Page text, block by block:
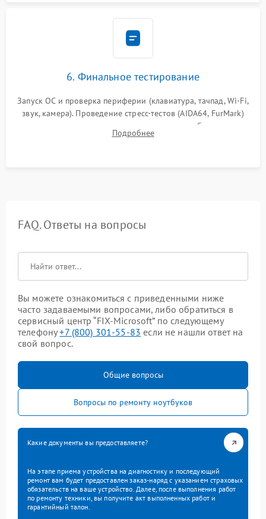
6. Финальное тестирование
Запуск ОС и проверка периферии (клавиатура, тачпад, Wi-Fi,
звук, камера). Проведение стресс-тестов (AIDA64, FurMark)
для контроля температурного режима и стабильности
системы под пиковой нагрузкой.
Подробнее
FAQ. Ответы на вопросы
Вы можете ознакомиться с приведенными ниже
часто задаваемыми вопросами, либо обратиться в
сервисный центр “FIX-Microsoft” по следующему
телефону+7 (800) 301-55-83 если не нашли ответ на
свой вопрос.
Общие вопросы
Вопросы по ремонту ноутбуков
Какие документы вы предоставляете?
На этапе приема устройства на диагностику и последующий
ремонт вам будет предоставлен заказ-наряд с указанием страховых
обязательств на ваше устройство. Далее, после выполнения работ
по ремонту техники, вы получите акт выполненных работ и
гарантийный талон.